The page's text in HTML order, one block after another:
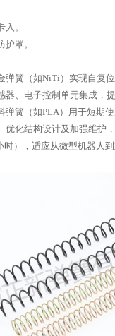
。
罩。
弹簧（如NiTi）实现自复位
器、电子控制单元集成，提
弹簧（如PLA）用于短期使
优化结构设计及加强维护
时），适应从微型机器人